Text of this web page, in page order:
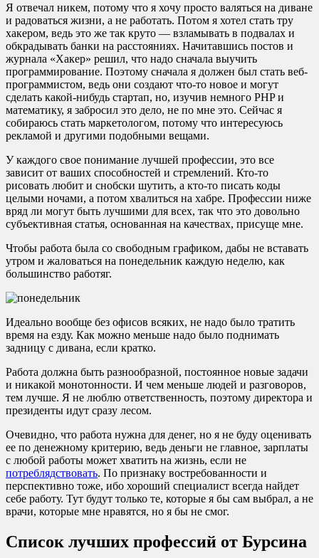
Я отвечал никем, потому что я хочу просто валяться на диване
и радоваться жизни, а не работать. Потом я хотел стать тру
хакером, ведь это же так круто — взламывать в подвалах и
обкрадывать банки на расстояниях. Начитавшись постов и
журнала «Хакер» решил, что надо сначала выучить
программирование. Поэтому сначала я должен был стать веб-
программистом, ведь они создают что-то новое и могут
сделать какой-нибудь стартап, но, изучив немного PHP и
математику, я забросил это дело, не по мне это. Сейчас я
собираюсь стать маркетологом, потому что интересуюсь
рекламой и другими подобными вещами.
У каждого свое понимание лучшей профессии, это все
зависит от ваших способностей и стремлений. Кто-то
рисовать любит и снобски шутить, а кто-то писать коды
целыми ночами, а потом хвалиться на хабре. Профессии ниже
вряд ли могут быть лучшими для всех, так что это довольно
субъективная статья, основанная на качествах, присуще мне.
Чтобы работа была со свободным графиком, дабы не вставать
утром и жаловаться на понедельник каждую неделю, как
большинство работяг.
Идеально вообще без офисов всяких, не надо было тратить
время на езду. Как можно меньше надо было поднимать
задницу с дивана, если кратко.
Работа должна быть разнообразной, постоянное новые задачи
и никакой монотонности. И чем меньше людей и разговоров,
тем лучше. Я не люблю ответственность, поэтому директора и
президенты идут сразу лесом.
Очевидно, что работа нужна для денег, но я не буду оценивать
ее по денежному критерию, ведь деньги не главное, зарплаты
с любой работы может хватить на жизнь, если не
потреблядствовать. По признаку востребованности и
перспективно тоже, ибо хороший специалист всегда найдет
себе работу. Тут будут только те, которые я бы сам выбрал, а не
врачи, которые мне нравятся, но я бы не смог.
Список лучших профессий от Бурсина